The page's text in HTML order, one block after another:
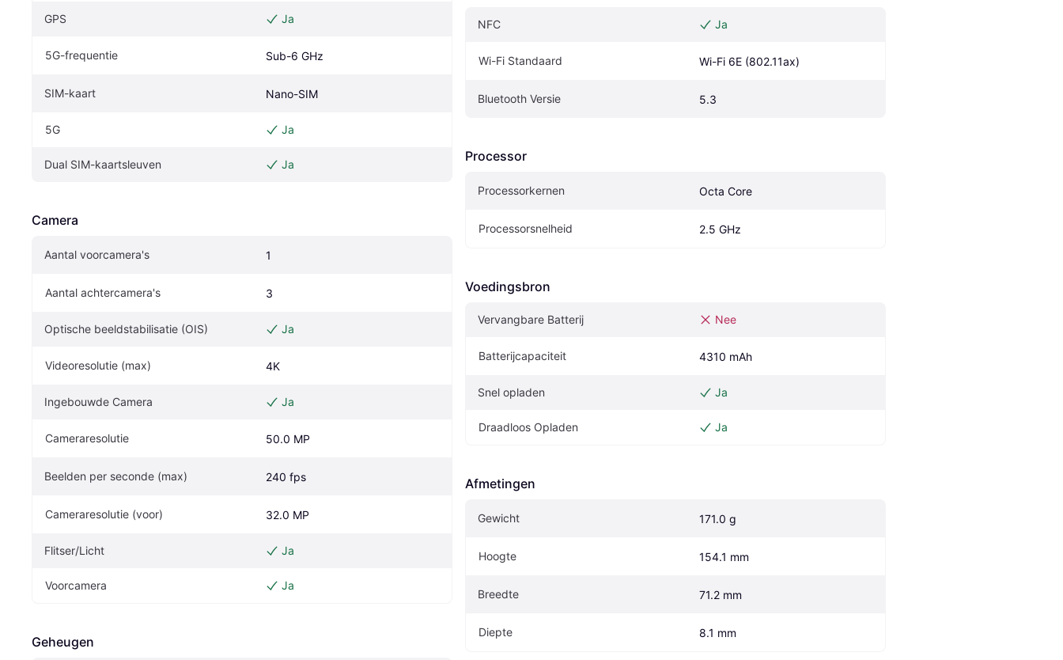
GPS Ja
5G-frequentie Sub-6 GHz
SIM-kaart Nano-SIM
5G Ja
Dual SIM-kaartsleuven Ja
Camera
Aantal voorcamera's 1
Aantal achtercamera's 3
Optische beeldstabilisatie (OIS) Ja
Videoresolutie (max) 4K
Ingebouwde Camera Ja
Cameraresolutie 50.0 MP
Beelden per seconde (max) 240 fps
Cameraresolutie (voor) 32.0 MP
Flitser/Licht Ja
Voorcamera Ja
Geheugen
NFC Ja
Wi-Fi Standaard Wi-Fi 6E (802.11ax)
Bluetooth Versie 5.3
Processor
Processorkernen Octa Core
Processorsnelheid 2.5 GHz
Voedingsbron
Vervangbare Batterij Nee
Batterijcapaciteit 4310 mAh
Snel opladen Ja
Draadloos Opladen Ja
Afmetingen
Gewicht 171.0 g
Hoogte 154.1 mm
Breedte 71.2 mm
Diepte 8.1 mm